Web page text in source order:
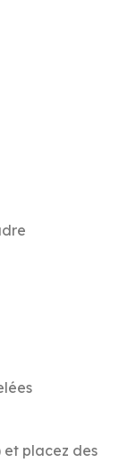
et placez des